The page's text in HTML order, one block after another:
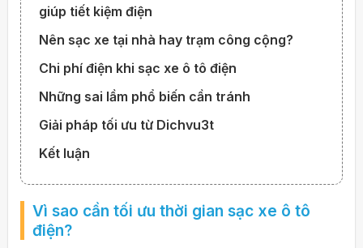
giúp tiết kiệm điện
Nên sạc xe tại nhà hay trạm công cộng?
Chi phí điện khi sạc xe ô tô điện
Những sai lầm phổ biến cần tránh
Giải pháp tối ưu từ Dichvu3t
Kết luận
Vì sao cần tối ưu thời gian sạc xe ô tô
điện?